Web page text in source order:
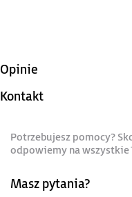
Opinie
Kontakt
Potrzebujesz pomocy?
odpowiemy na wszystkie
Masz pytania?